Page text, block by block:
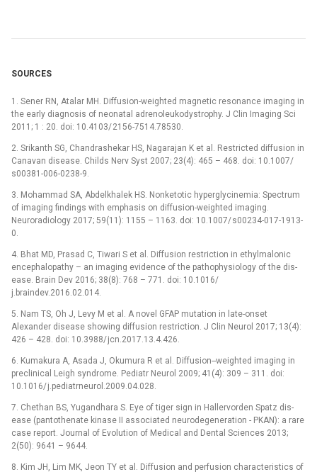
SOURCES
1. Sener RN, Atalar MH. Dif­fusion-weighted magnetic resonance imag­­ing in
the early dia­gnosis of neonatal adrenoleukodystrophy. J Clin Imag­­ing Sci
2011; 1 : 20. doi: 10.4103/ 2156-7514.78530.
2. Srikanth SG, Chandrashekar HS, Nagarajan K et al. Restricted dif­fusion in
Canavan dis­ease. Childs Nerv Syst 2007; 23(4): 465 –⁠ 468. doi: 10.1007/
s00381-006-0238-9.
3. Moham­mad SA, Abdelkhalek HS. Nonketotic hyperglycinemia: Spectrum
of imag­­ing findings with emphasis on dif­fusion-weighted imaging.
Neuroradiology 2017; 59(11): 1155 –⁠ 1163. doi: 10.1007/ s00234-017-1913-
0.
4. Bhat MD, Prasad C, Tiwari S et al. Dif­fusion restriction in ethylmalonic
encephalopathy –⁠ an imag­­ing evidence of the pathophysiology of the dis­
ease. Brain Dev 2016; 38(8): 768 –⁠ 771. doi: 10.1016/
j.braindev.2016.02.014.
5. Nam TS, Oh J, Levy M et al. A novel GFAP mutation in late-onset
Alexander dis­ease show­­ing dif­fusion restriction. J Clin Neurol 2017; 13(4):
426 –⁠ 428. doi: 10.3988/ jcn.2017.13.4.426.
6. Kumakura A, Asada J, Okumura R et al. Dif­fusion--weighted imag­­ing in
preclinical Leigh syndrome. Pediatr Neurol 2009; 41(4): 309 –⁠ 311. doi:
10.1016/ j.pediatrneurol.2009.04.028.
7. Chethan BS, Yugandhara S. Eye of tiger sign in Hal­lervorden Spatz dis­
ease (pantothenate kinase II as­sociated neurodegeneration -⁠ PKAN): a rare
case report. Journal of Evolution of Medical and Dental Sciences 2013;
2(50): 9641 –⁠ 9644.
8. Kim JH, Lim MK, Jeon TY et al. Dif­fusion and perfusion characteristics of